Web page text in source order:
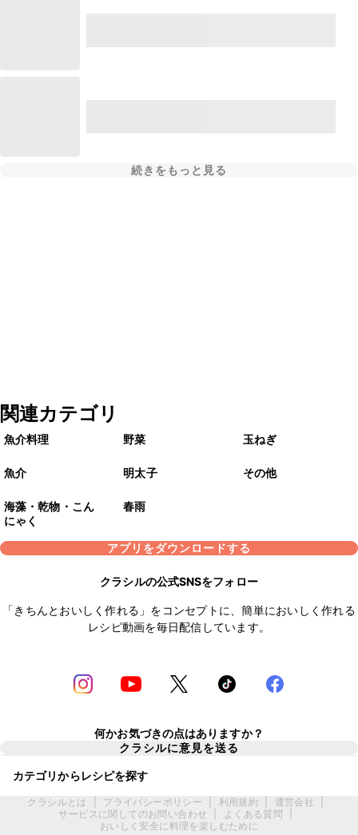
続きをもっと見る
関連カテゴリ
魚介料理 野菜 玉ねぎ
魚介 明太子 その他
海藻・乾物・こん
にゃく
春雨
アプリをダウンロードする
クラシルの公式SNSをフォロー
「きちんとおいしく作れる」をコンセプトに、簡単においしく作れる
レシピ動画を毎日配信しています。
何かお気づきの点はありますか？
クラシルに意見を送る
カテゴリからレシピを探す
クラシルとは プライバシーポリシー 利用規約 運営会社
サービスに関してのお問い合わせ
よくある質問
おいしく安全に料理を楽しむために